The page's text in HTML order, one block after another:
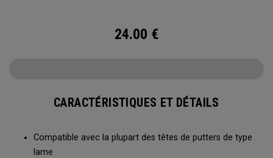
24.00 €
CARACTÉRISTIQUES ET DÉTAILS
Compatible avec la plupart des têtes de putters de type
lame